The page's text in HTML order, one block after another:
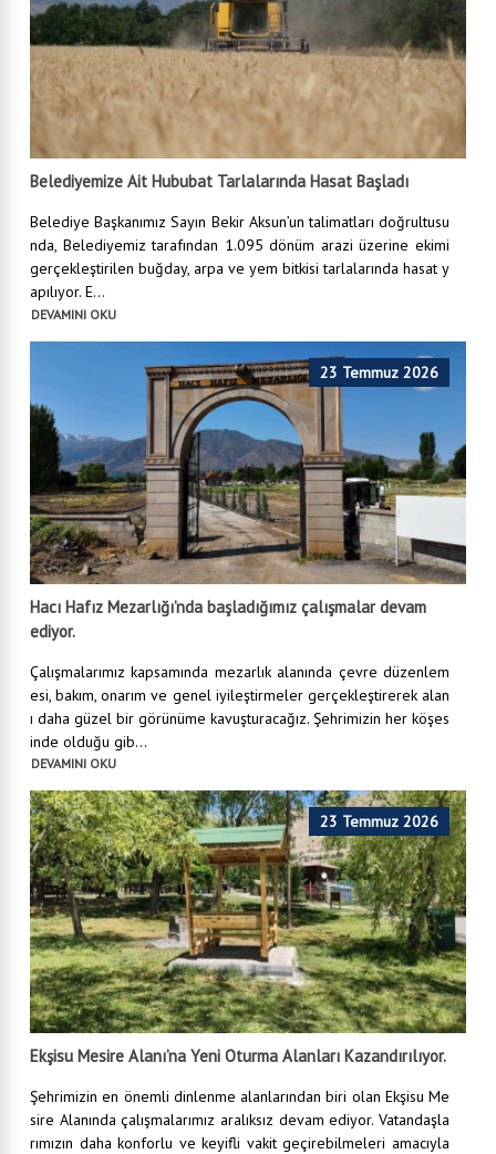
Belediyemize Ait Hububat Tarlalarında Hasat Başladı
Belediye Başkanımız Sayın Bekir Aksun’un talimatları doğrultusu
nda, Belediyemiz tarafından 1.095 dönüm arazi üzerine ekimi
gerçekleştirilen buğday, arpa ve yem bitkisi tarlalarında hasat y
apılıyor. E...
DEVAMINI OKU
23 Temmuz 2026
Hacı Hafız Mezarlığı’nda başladığımız çalışmalar devam
ediyor.
Çalışmalarımız kapsamında mezarlık alanında çevre düzenlem
esi, bakım, onarım ve genel iyileştirmeler gerçekleştirerek alan
ı daha güzel bir görünüme kavuşturacağız. Şehrimizin her köşes
inde olduğu gib...
DEVAMINI OKU
23 Temmuz 2026
Ekşisu Mesire Alanı’na Yeni Oturma Alanları Kazandırılıyor.
Şehrimizin en önemli dinlenme alanlarından biri olan Ekşisu Me
sire Alanında çalışmalarımız aralıksız devam ediyor. Vatandaşla
rımızın daha konforlu ve keyifli vakit geçirebilmeleri amacıyla